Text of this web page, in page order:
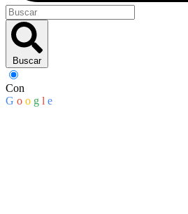
Buscar
Con
G o o g l e